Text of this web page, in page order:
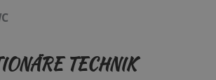
TECHNIK